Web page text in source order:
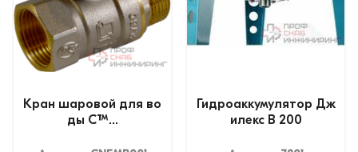
Кран шаровой для во
ды СTM...
Гидроаккумулятор Дж
илекс В 200